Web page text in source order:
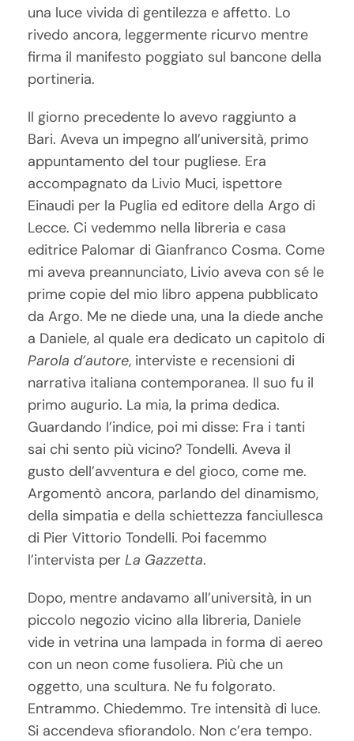
una luce vivida di gentilezza e affetto. Lo
rivedo ancora, leggermente ricurvo mentre
firma il manifesto poggiato sul bancone della
portineria.
Il giorno precedente lo avevo raggiunto a
Bari. Aveva un impegno all’università, primo
appuntamento del tour pugliese. Era
accompagnato da Livio Muci, ispettore
Einaudi per la Puglia ed editore della Argo di
Lecce. Ci vedemmo nella libreria e casa
editrice Palomar di Gianfranco Cosma. Come
mi aveva preannunciato, Livio aveva con sé le
prime copie del mio libro appena pubblicato
da Argo. Me ne diede una, una la diede anche
a Daniele, al quale era dedicato un capitolo di
Parola d’autore, interviste e recensioni di
narrativa italiana contemporanea. Il suo fu il
primo augurio. La mia, la prima dedica.
Guardando l’indice, poi mi disse: Fra i tanti
sai chi sento più vicino? Tondelli. Aveva il
gusto dell’avventura e del gioco, come me.
Argomentò ancora, parlando del dinamismo,
della simpatia e della schiettezza fanciullesca
di Pier Vittorio Tondelli. Poi facemmo
l’intervista perLa Gazzetta.
Dopo, mentre andavamo all’università, in un
piccolo negozio vicino alla libreria, Daniele
vide in vetrina una lampada in forma di aereo
con un neon come fusoliera. Più che un
oggetto, una scultura. Ne fu folgorato.
Entrammo. Chiedemmo. Tre intensità di luce.
Si accendeva sfiorandolo. Non c’era tempo.